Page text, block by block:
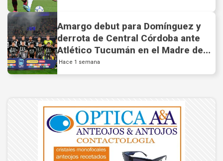
Amargo debut para Domínguez y
derrota de Central Córdoba ante
Atlético Tucumán en el Madre de
Ciudades.
Hace 1 semana